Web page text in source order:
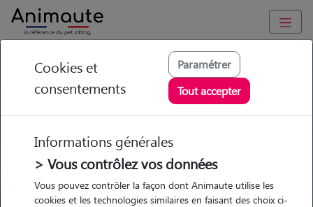
GARDE ANIMAUX à Carignan-de-Bordeaux : Garde chien et
chat en famille ou à domicile, visites et promenades
Trouvez une garde animaux à
Carignan-de-Bordeaux
Parmi nos 9 pet-sitters à Carignan-
de-Bordeaux
Cookies et
consentements
Paramétrer
Tout accepter
Informations générales
> Vous contrôlez vos données
Vous pouvez contrôler la façon dont Animaute utilise les
cookies et les technologies similaires en faisant des choix ci-